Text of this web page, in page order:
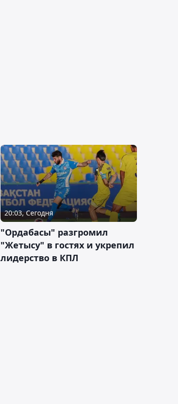
20:03, Сегодня
"Ордабасы" разгромил
"Жетысу" в гостях и укрепил
лидерство в КПЛ